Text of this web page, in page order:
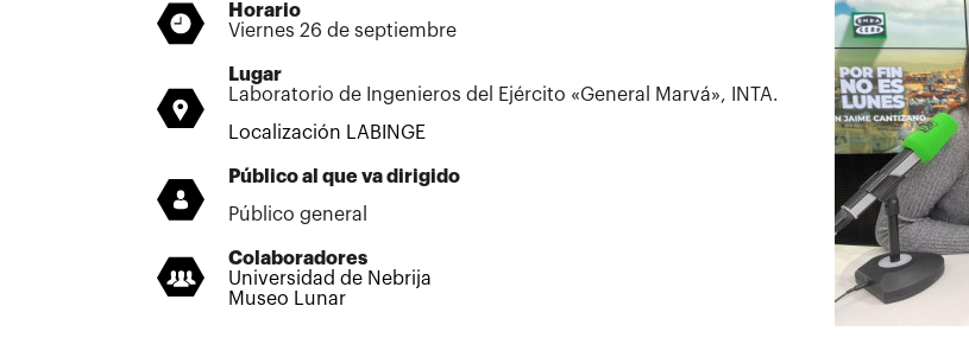
Horario
Viernes 26 de septiembre
Lugar
Laboratorio de Ingenieros del Ejército «General Marvá», INTA.
Localización LABINGE
Público al que va dirigido
Público general
Colaboradores
Universidad de Nebrija
Museo Lunar